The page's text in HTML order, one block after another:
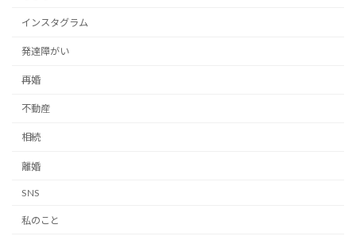
インスタグラム
発達障がい
再婚
不動産
相続
離婚
SNS
私のこと